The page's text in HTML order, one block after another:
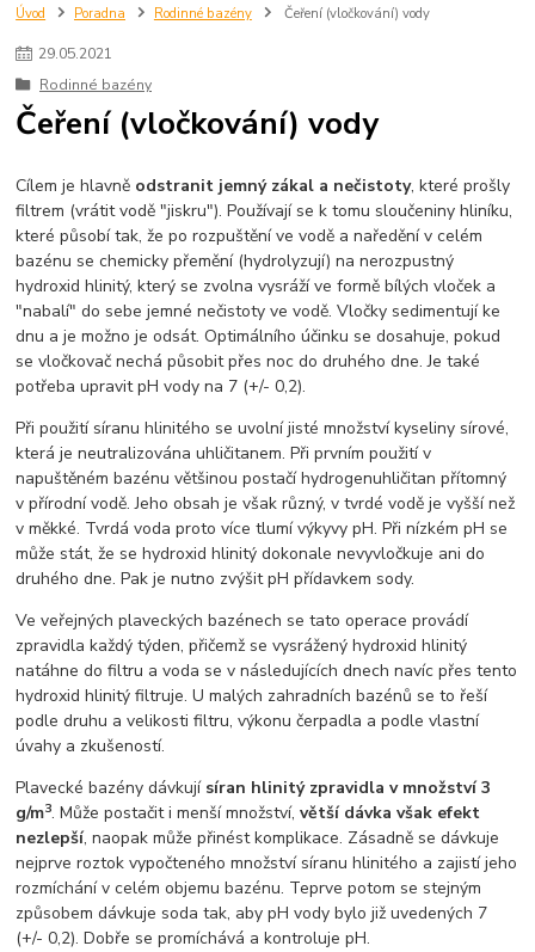
Úvod Poradna Rodinné bazény Čeření (vločkování) vody
29.05.2021
Rodinné bazény
Čeření (vločkování) vody
Cílem je hlavně odstranit jemný zákal a nečistoty, které prošly
filtrem (vrátit vodě "jiskru"). Používají se k tomu sloučeniny hliníku,
které působí tak, že po rozpuštění ve vodě a naředění v celém
bazénu se chemicky přemění (hydrolyzují) na nerozpustný
hydroxid hlinitý, který se zvolna vysráží ve formě bílých vloček a
"nabalí" do sebe jemné nečistoty ve vodě. Vločky sedimentují ke
dnu a je možno je odsát. Optimálního účinku se dosahuje, pokud
se vločkovač nechá působit přes noc do druhého dne. Je také
potřeba upravit pH vody na 7 (+/- 0,2).
Při použití síranu hlinitého se uvolní jisté množství kyseliny sírové,
která je neutralizována uhličitanem. Při prvním použití v
napuštěném bazénu většinou postačí hydrogenuhličitan přítomný
v přírodní vodě. Jeho obsah je však různý, v tvrdé vodě je vyšší než
v měkké. Tvrdá voda proto více tlumí výkyvy pH. Při nízkém pH se
může stát, že se hydroxid hlinitý dokonale nevyvločkuje ani do
druhého dne. Pak je nutno zvýšit pH přídavkem sody.
Ve veřejných plaveckých bazénech se tato operace provádí
zpravidla každý týden, přičemž se vysrážený hydroxid hlinitý
natáhne do filtru a voda se v následujících dnech navíc přes tento
hydroxid hlinitý filtruje. U malých zahradních bazénů se to řeší
podle druhu a velikosti filtru, výkonu čerpadla a podle vlastní
úvahy a zkušeností.
Plavecké bazény dávkují síran hlinitý zpravidla v množství 3
g/m3. Může postačit i menší množství,větší dávka však efekt
nezlepší, naopak může přinést komplikace. Zásadně se dávkuje
nejprve roztok vypočteného množství síranu hlinitého a zajistí jeho
rozmíchání v celém objemu bazénu. Teprve potom se stejným
způsobem dávkuje soda tak, aby pH vody bylo již uvedených 7
(+/- 0,2). Dobře se promíchává a kontroluje pH.